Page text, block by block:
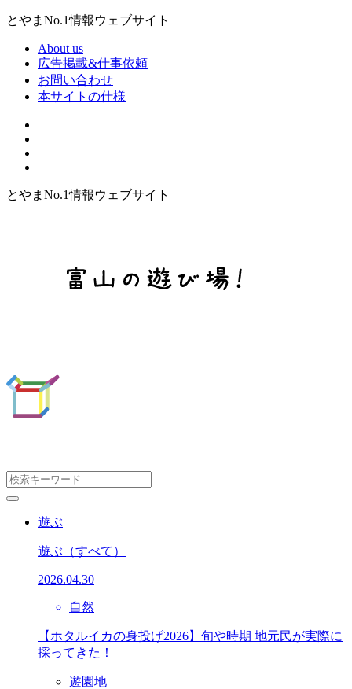
とやまNo.1情報ウェブサイト
About us
広告掲載&仕事依頼
お問い合わせ
本サイトの仕様
とやまNo.1情報ウェブサイト
遊ぶ
遊ぶ （すべて）
2026.04.30
自然
【ホタルイカの身投げ2026】旬や時期 地元民が実際に
採ってきた！
遊園地